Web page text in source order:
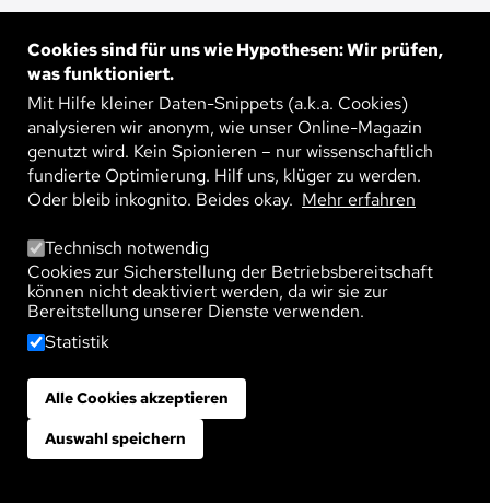
TAGS
Welches Thema interessiert dich?
Umwelt
Gesundheit
Wirtschaft Künstliche Intelligenz
Arbeit
AUF DER SPUR
Ob in der Chemie oder in technischen Anlagen –
schon kleinste Abweichungen können gefährlich
werden. Deep Learning, eine Methode der
Künstlichen ...
WEITERLESEN
Cookies sind für uns wie Hypothesen: Wir prüfen,
was funktioniert.
Mit Hilfe kleiner Daten-Snippets (a.k.a. Cookies)
analysieren wir anonym, wie unser Online-Magazin
genutzt wird. Kein Spionieren – nur wissenschaftlich
fundierte Optimierung. Hilf uns, klüger zu werden.
Oder bleib inkognito. Beides okay. Mehr erfahren
Technisch notwendig
Cookies zur Sicherstellung der Betriebsbereitschaft
können nicht deaktiviert werden, da wir sie zur
Bereitstellung unserer Dienste verwenden.
Statistik
Alle Cookies akzeptieren
Auswahl speichern
Zustimmung zurückziehen